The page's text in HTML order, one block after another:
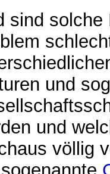
sind
und
und
völlig